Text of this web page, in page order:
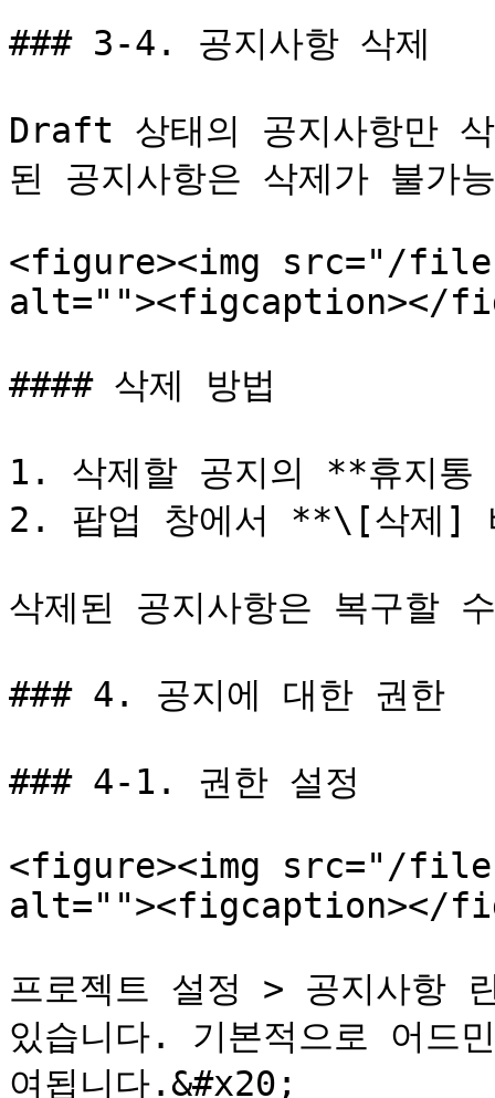
### 3-4. 공지사항 삭제
Draft 상태의 공지사항만
된 공지사항은 삭제가 불가
<figure><img src="/files/
alt=""><figcaption></
#### 삭제 방법
1. 삭제할 공지의 **휴지
2. 팝업 창에서 **\[삭제]
삭제된 공지사항은 복구할
### 4. 공지에 대한 권한
### 4-1. 권한 설정
<figure><img src="/files/
alt=""><figcaption></
프로젝트 설정 > 공지사항
있습니다. 기본적으로 어드